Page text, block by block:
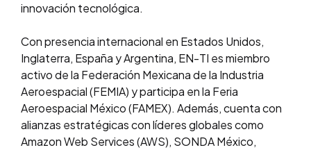
innovación tecnológica.
Con presencia internacional en Estados Unidos,
Inglaterra, España y Argentina, EN-TI es miembro
activo de la Federación Mexicana de la Industria
Aeroespacial (FEMIA) y participa en la Feria
Aeroespacial México (FAMEX). Además, cuenta con
alianzas estratégicas con líderes globales como
Amazon Web Services (AWS), SONDA México,